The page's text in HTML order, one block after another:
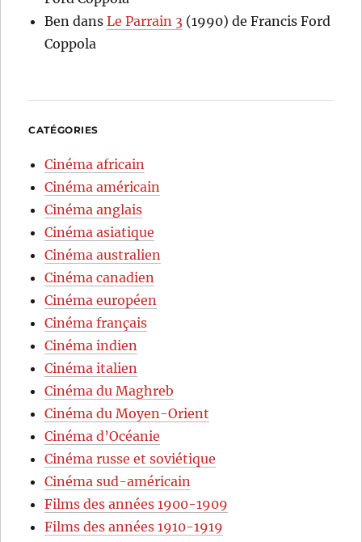
Ben dansLe Parrain 3 (1990) de Francis Ford
Coppola
CATÉGORIES
Cinéma africain
Cinéma américain
Cinéma anglais
Cinéma asiatique
Cinéma australien
Cinéma canadien
Cinéma européen
Cinéma français
Cinéma indien
Cinéma italien
Cinéma du Maghreb
Cinéma du Moyen-Orient
Cinéma d’Océanie
Cinéma russe et soviétique
Cinéma sud-américain
Films des années 1900-1909
Films des années 1910-1919